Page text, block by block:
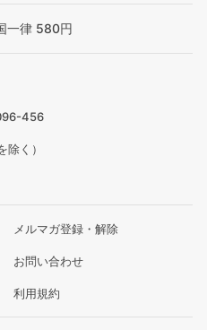
一律 580円
456
く）
メルマガ登録・解除
お問い合わせ
利用規約